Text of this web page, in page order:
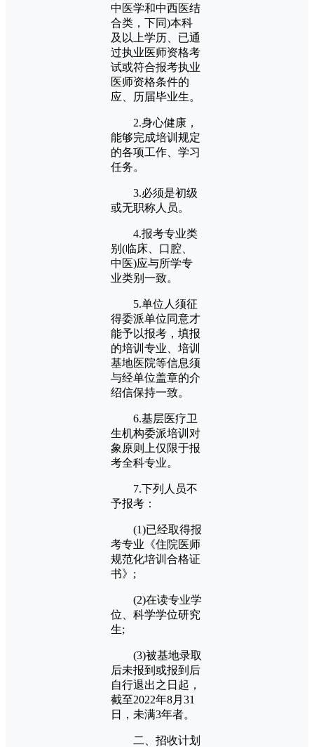
中医学和中西医结
合类，下同)本科
及以上学历、已通
过执业医师资格考
试或符合报考执业
医师资格条件的
应、历届毕业生。
2.身心健康，
能够完成培训规定
的各项工作、学习
任务。
3.必须是初级
或无职称人员。
4.报考专业类
别(临床、口腔、
中医)应与所学专
业类别一致。
5.单位人须征
得委派单位同意才
能予以报考，填报
的培训专业、培训
基地医院等信息须
与经单位盖章的介
绍信保持一致。
6.基层医疗卫
生机构委派培训对
象原则上仅限于报
考全科专业。
7.下列人员不
予报考：
(1)已经取得报
考专业《住院医师
规范化培训合格证
书》;
(2)在读专业学
位、科学学位研究
生;
(3)被基地录取
后未报到或报到后
自行退出之日起，
截至2022年8月31
日，未满3年者。
二、招收计划